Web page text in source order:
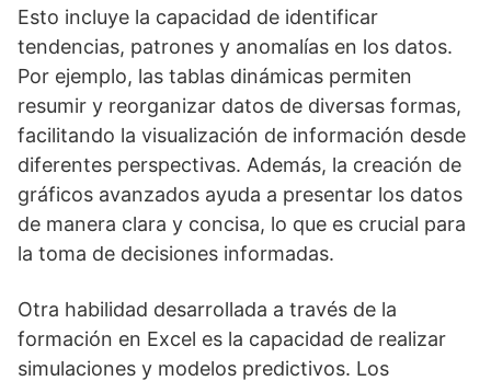
Esto incluye la capacidad de identificar
tendencias, patrones y anomalías en los datos.
Por ejemplo, las tablas dinámicas permiten
resumir y reorganizar datos de diversas formas,
facilitando la visualización de información desde
diferentes perspectivas. Además, la creación de
gráficos avanzados ayuda a presentar los datos
de manera clara y concisa, lo que es crucial para
la toma de decisiones informadas.
Otra habilidad desarrollada a través de la
formación en Excel es la capacidad de realizar
simulaciones y modelos predictivos. Los